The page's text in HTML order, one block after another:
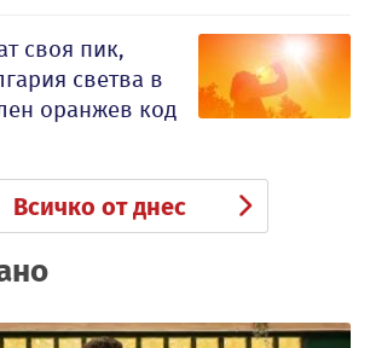
своя пик,
светва в
оранжев код
Всичко от днес